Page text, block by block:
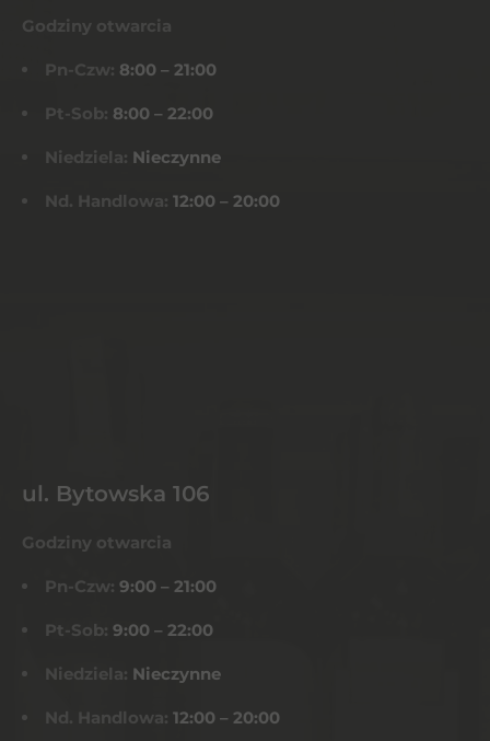
Godziny otwarcia
Pn-Czw: 8:00 – 21:00
Pt-Sob: 8:00 – 22:00
Niedziela: Nieczynne
Nd. Handlowa: 12:00 – 20:00
ul. Bytowska 106
Godziny otwarcia
Pn-Czw: 9:00 – 21:00
Pt-Sob: 9:00 – 22:00
Niedziela: Nieczynne
Nd. Handlowa: 12:00 – 20:00